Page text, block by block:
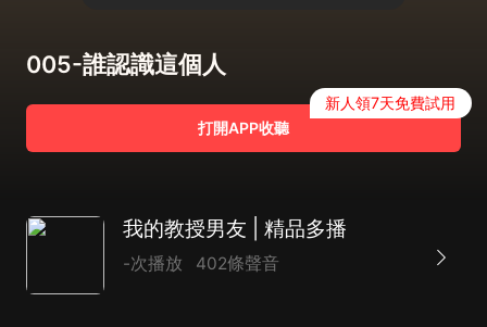
005-誰認識這個人
打開APP收聽
新人領7天免費試用
我的教授男友 | 精品多播
-次播放 402條聲音